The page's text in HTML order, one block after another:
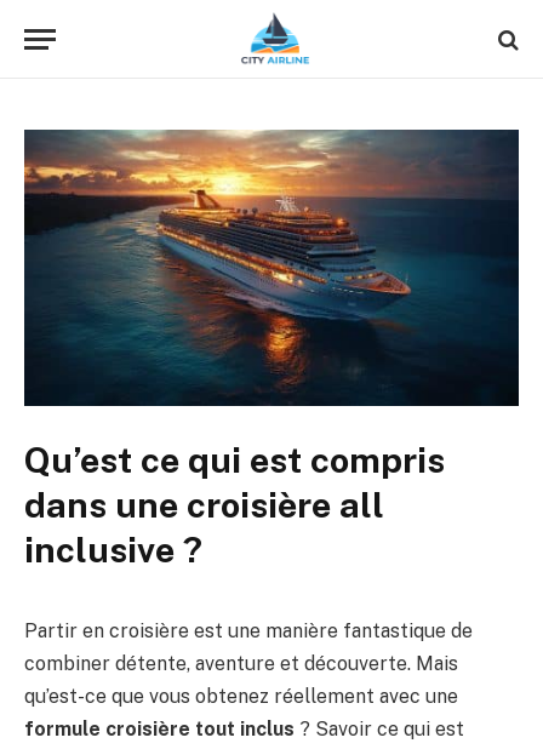
Qu’est ce qui est compris
dans une croisière all
inclusive ?
Partir en croisière est une manière fantastique de
combiner détente, aventure et découverte. Mais
qu’est-ce que vous obtenez réellement avec une
formule croisière tout inclus ? Savoir ce qui est